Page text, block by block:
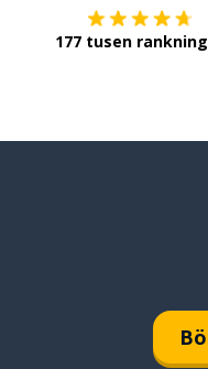
177 tusen